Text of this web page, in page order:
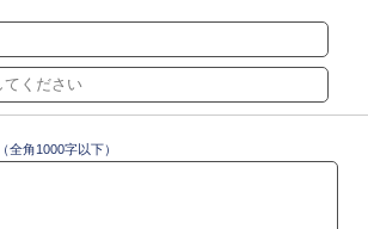
（全角1000字以下）